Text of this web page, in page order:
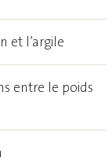
et l’argile
entre le poids